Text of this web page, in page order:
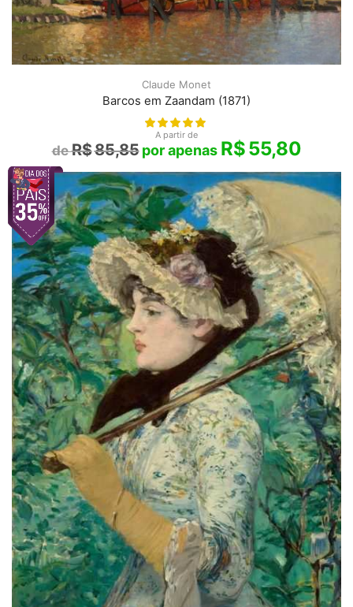
Claude Monet
Barcos em Zaandam (1871)
A partir de
R$85,85 R$55,80